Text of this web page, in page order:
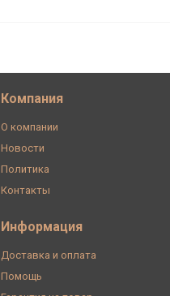
Компания
О компании
Новости
Политика
Контакты
Информация
Доставка и оплата
Помощь